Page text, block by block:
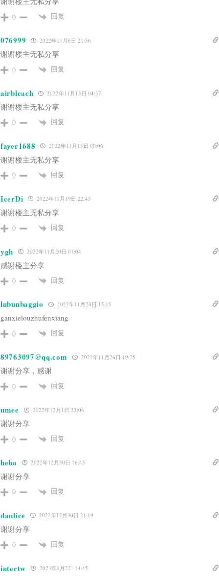
0 回复
076999 2022年11月6日 21:56
谢谢楼主无私分享
0 回复
airbleach 2022年11月13日 04:37
谢谢楼主无私分享
0 回复
fayer1688 2022年11月15日 00:06
谢谢楼主无私分享
0 回复
IcerDi 2022年11月19日 22:45
谢谢楼主无私分享
0 回复
ygh 2022年11月20日 01:04
感谢楼主分享
0 回复
lubunbaggio 2022年11月20日 15:15
ganxielouzhufenxiang
0 回复
89763097@qq.com 2022年11月26日 19:25
谢谢分享，感谢
0 回复
umee 2022年12月1日 23:06
谢谢分享
0 回复
hebo 2022年12月30日 16:43
谢谢分享
0 回复
danlice 2022年12月30日 21:19
谢谢分享
0 回复
intertw 2023年1月2日 14:45